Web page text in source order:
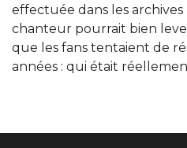
effectuée dans les
chanteur pourrait bien
que les fans tentaient de
années : qui était